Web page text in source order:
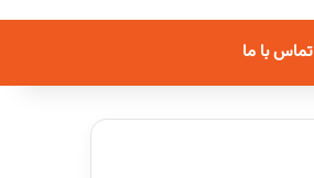
تماس با ما